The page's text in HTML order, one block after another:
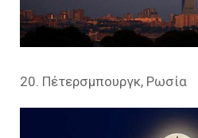
20. Πέτερσμπουργκ, Ρωσία